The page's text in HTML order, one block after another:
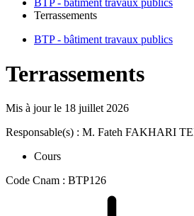
Terrassements
BTP - bâtiment travaux publics
Terrassements
Mis à jour le 18 juillet 2026
Responsable(s) : M. Fateh FAKHARI
Cours
Code Cnam : BTP126